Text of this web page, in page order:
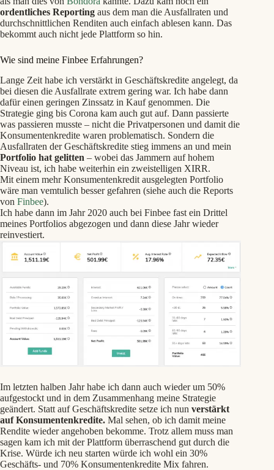
ordentliches Reporting aus dem man die Ausfallraten und
durchschnittlichen Renditen auch einfach ablesen kann. Das
bekommt auch nicht jede Plattform so hin.
Wie sind meine Finbee Erfahrungen?
Lange Zeit habe ich verstärkt in Geschäftskredite angelegt, da
bei diesen die Ausfallrate extrem gering war. Ich habe dann
dafür einen geringen Zinssatz in Kauf genommen. Die
Strategie ging bis Corona kam auch gut auf. Dann passierte
was passieren musste – nicht die Privatpersonen und damit die
Konsumentenkredite waren problematisch. Sondern die
Ausfallraten der Geschäftskredite stieg immens an und mein
Portfolio hat gelitten – wobei das Jammern auf hohem
Niveau ist, ich habe weiterhin ein zweistelligen XIRR.
Mit einem mehr Konsumentenkredit ausgelegten Portfolio
wäre man vemtulich besser gefahren (siehe auch die Reports
von Finbee).
Ich habe dann im Jahr 2020 auch bei Finbee fast ein Drittel
meines Portfolios abgezogen und dann diese Jahr wieder
reinvestiert.
Im letzten halben Jahr habe ich dann auch wieder um 50%
aufgestockt und in dem Zusammenhang meine Strategie
geändert. Statt auf Geschäftskredite setze ich nun verstärkt
auf Konsumentenkredite. Mal sehen, ob ich damit meine
Rendite wieder angehoben bekomme. Trotz allem muss man
sagen kam ich mit der Plattform überraschend gut durch die
Krise. Würde ich neu starten würde ich wohl ein 30%
Geschäfts- und 70% Konsumentenkredite Mix fahren.